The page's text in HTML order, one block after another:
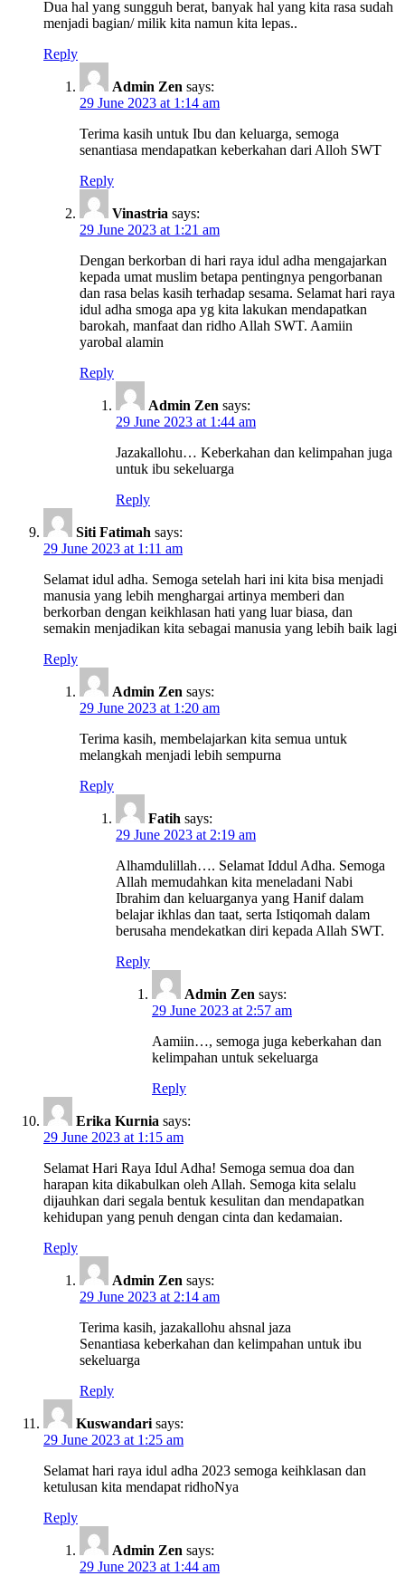
Dua hal yang sungguh berat, banyak hal yang kita rasa sudah
menjadi bagian/ milik kita namun kita lepas..
Reply
Admin Zen says:
29 June 2023 at 1:14 am
Terima kasih untuk Ibu dan keluarga, semoga
senantiasa mendapatkan keberkahan dari Alloh SWT
Reply
Vinastria says:
29 June 2023 at 1:21 am
Dengan berkorban di hari raya idul adha mengajarkan
kepada umat muslim betapa pentingnya pengorbanan
dan rasa belas kasih terhadap sesama. Selamat hari raya
idul adha smoga apa yg kita lakukan mendapatkan
barokah, manfaat dan ridho Allah SWT. Aamiin
yarobal alamin
Reply
Admin Zen says:
29 June 2023 at 1:44 am
Jazakallohu… Keberkahan dan kelimpahan juga
untuk ibu sekeluarga
Reply
Siti Fatimah says:
29 June 2023 at 1:11 am
Selamat idul adha. Semoga setelah hari ini kita bisa menjadi
manusia yang lebih menghargai artinya memberi dan
berkorban dengan keikhlasan hati yang luar biasa, dan
semakin menjadikan kita sebagai manusia yang lebih baik lagi
Reply
Admin Zen says:
29 June 2023 at 1:20 am
Terima kasih, membelajarkan kita semua untuk
melangkah menjadi lebih sempurna
Reply
Fatih says:
29 June 2023 at 2:19 am
Alhamdulillah…. Selamat Iddul Adha. Semoga
Allah memudahkan kita meneladani Nabi
Ibrahim dan keluarganya yang Hanif dalam
belajar ikhlas dan taat, serta Istiqomah dalam
berusaha mendekatkan diri kepada Allah SWT.
Reply
Admin Zen says:
29 June 2023 at 2:57 am
Aamiin…, semoga juga keberkahan dan
kelimpahan untuk sekeluarga
Reply
Erika Kurnia says:
29 June 2023 at 1:15 am
Selamat Hari Raya Idul Adha! Semoga semua doa dan
harapan kita dikabulkan oleh Allah. Semoga kita selalu
dijauhkan dari segala bentuk kesulitan dan mendapatkan
kehidupan yang penuh dengan cinta dan kedamaian.
Reply
Admin Zen says:
29 June 2023 at 2:14 am
Terima kasih, jazakallohu ahsnal jaza
Senantiasa keberkahan dan kelimpahan untuk ibu
sekeluarga
Reply
Kuswandari says:
29 June 2023 at 1:25 am
Selamat hari raya idul adha 2023 semoga keihklasan dan
ketulusan kita mendapat ridhoNya
Reply
Admin Zen says:
29 June 2023 at 1:44 am